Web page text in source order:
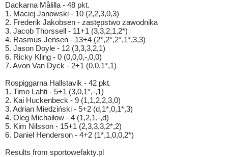
Dackarna Målilla - 48 pkt.
1. Maciej Janowski - 10 (2,2,3,0,3)
2. Frederik Jakobsen - zastępstwo zawodnika
3. Jacob Thorssell - 11+1 (3,3,2,1,2*)
4. Rasmus Jensen - 13+4 (2*,2*,2*,1*,3,3)
5. Jason Doyle - 12 (3,3,3,2,1)
6. Ricky Kling - 0 (0,0,0,-,0,0)
7. Avon Van Dyck - 2+1 (0,0,1*,1)
Rospiggarna Hallstavik - 42 pkt.
1. Timo Lahti - 5+1 (3,0,1*,-,1)
2. Kai Huckenbeck - 9 (1,1,2,2,3,0)
3. Adrian Miedziński - 5+2 (d,1*,0,1*,3)
4. Oleg Michaiłow - 4 (1,2,1,-,d)
5. Kim Nilsson - 15+1 (2,3,3,3,2*,2)
6. Daniel Henderson - 4+2 (1*,1,0,0,2*)
Results from sportowefakty.pl